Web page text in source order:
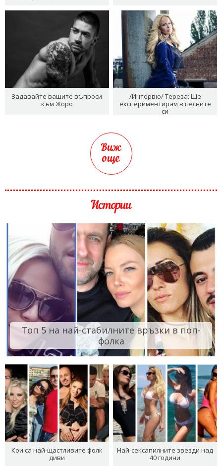
Задавайте вашите въпроси
към Жоро
/Интервю/ Тереза: Ще
експериментирам в песните
си
Виж
още
Истории
Топ 5 на най-стабилните връзки в поп-
фолка
Кои са най-щастливите фолк
диви
Най-сексапилните звезди над
40 години